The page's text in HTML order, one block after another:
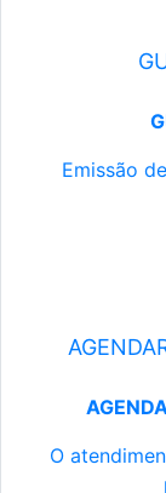
Emissão
O